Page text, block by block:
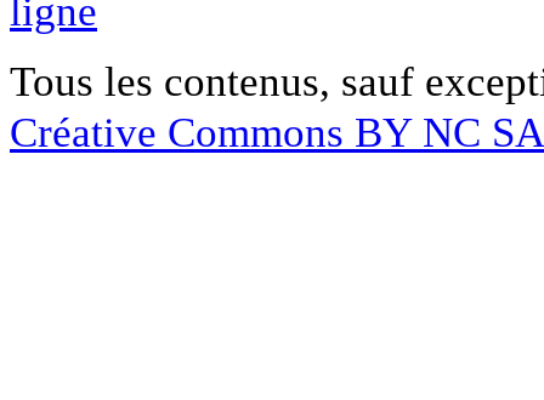
ligne
Tous les contenus, sauf
Créative Commons BY NC SA